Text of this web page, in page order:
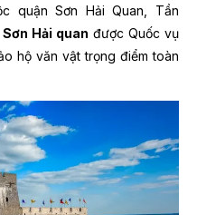
quận Sơn Hải Quan, Tần
Sơn Hải quan được Quốc vụ
hộ văn vật trọng điểm toàn